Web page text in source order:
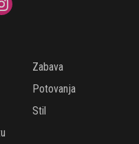
Zabava
Potovanja
Stil